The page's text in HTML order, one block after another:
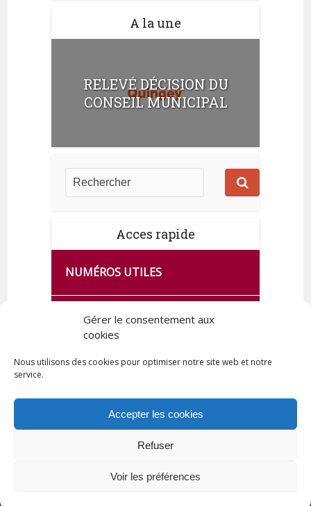
Gérer le consentement aux
cookies
Nous utilisons des cookies pour optimiser notre site web et notre
service.
Accepter les cookies
Refuser
Voir les préférences
A la une
RELEVÉ DÉCISION DU
CONSEIL MUNICIPAL
Acces rapide
NUMÉROS UTILES
CA SE PASSE À FRANCE SERVICES
DE QUINGEY
Tous droits réservés © 2023 Commune de Quingey / Création -